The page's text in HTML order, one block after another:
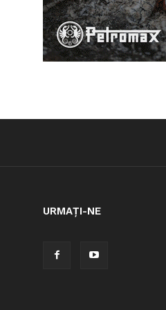
URMAȚI-NE